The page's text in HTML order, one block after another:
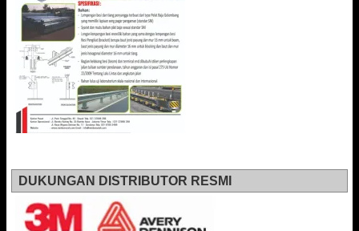
DUKUNGAN DISTRIBUTOR RESMI